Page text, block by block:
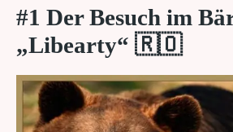
#1 Der Besuch im
„Libearty“ 🇷🇴